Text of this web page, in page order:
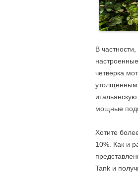
В
четверка
мощные
Хотите
10%. Как и
Tank и